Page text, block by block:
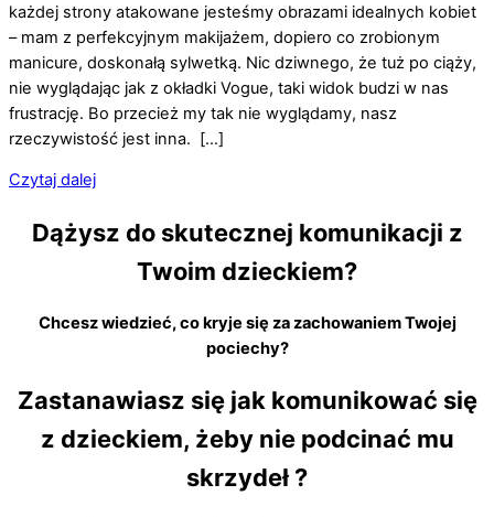
każdej strony atakowane jesteśmy obrazami idealnych kobiet
– mam z perfekcyjnym makijażem, dopiero co zrobionym
manicure, doskonałą sylwetką. Nic dziwnego, że tuż po ciąży,
nie wyglądając jak z okładki Vogue, taki widok budzi w nas
frustrację. Bo przecież my tak nie wyglądamy, nasz
rzeczywistość jest inna. […]
Czytaj dalej
Dążysz do skutecznej komunikacji z
Twoim dzieckiem?
Chcesz wiedzieć, co kryje się za zachowaniem Twojej
pociechy?
Zastanawiasz się jak komunikować się
z dzieckiem, żeby nie podcinać mu
skrzydeł ?